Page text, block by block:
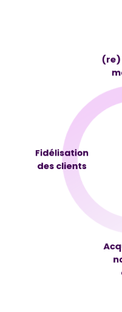
(re)
Fidélisation
des clients